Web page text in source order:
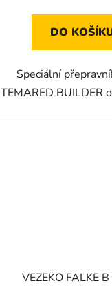
DO
Speciální
TEMARED BUILDER
VEZEKO FALKE